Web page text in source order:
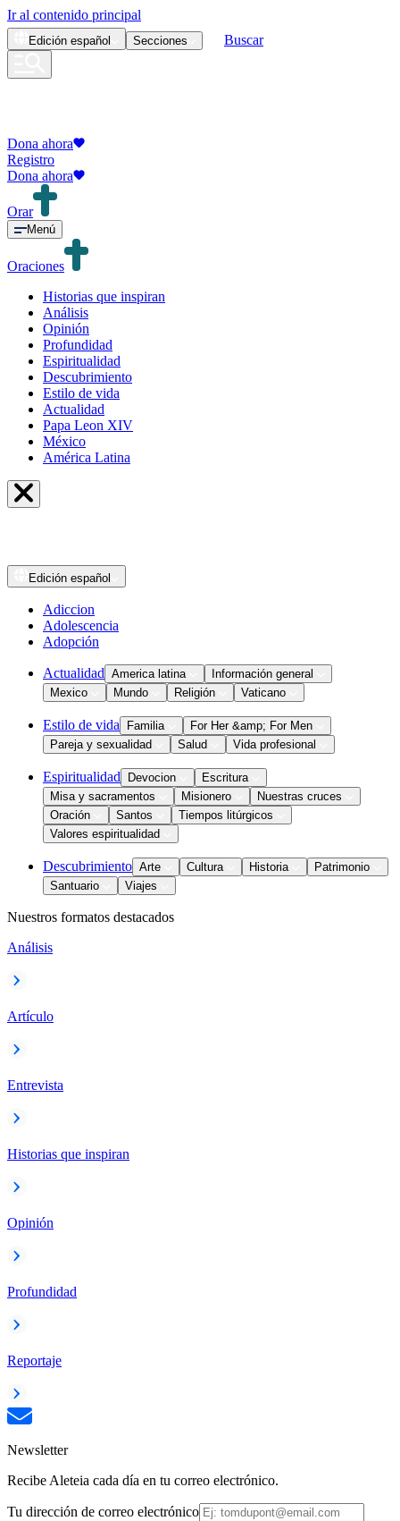
Ir al contenido principal
Edición español Secciones Buscar
Dona ahora
Registro
Dona ahora
Orar
Menú
Oraciones
Historias que inspiran
Análisis
Opinión
Profundidad
Espiritualidad
Descubrimiento
Estilo de vida
Actualidad
Papa Leon XIV
México
América Latina
Edición español
Adiccion
Adolescencia
Adopción
Actualidad America latina
Información general
Mexico
Mundo Religión Vaticano
Estilo de vida Familia
For Her &amp; For Men
Pareja y sexualidad
Salud Vida profesional
Espiritualidad Devocion
Escritura
Misa y sacramentos
Misionero
Nuestras cruces
Oración
Santos
Tiempos litúrgicos
Valores espiritualidad
Descubrimiento Arte Cultura Historia
Patrimonio
Santuario
Viajes
Nuestros formatos destacados
Análisis
Artículo
Entrevista
Historias que inspiran
Opinión
Profundidad
Reportaje
Newsletter
Recibe Aleteia cada día en tu correo electrónico.
Tu dirección de correo electrónico